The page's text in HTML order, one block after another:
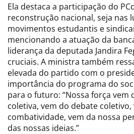
Ela destaca a participação do
reconstrução nacional, seja nas
movimentos estudantis e
mencionando a atuação da
liderança da deputada Jandira
cruciais. A ministra também
elevada do partido com o
importância do programa do
para o futuro: “Nossa força vem
coletiva, vem do debate coletivo,
combatividade, vem da nossa
das nossas ideias.”